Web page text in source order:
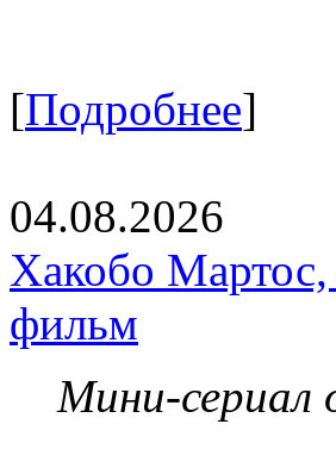
[Подробнее]
04.08.2026
Хакобо
фильм
Мини-сериал